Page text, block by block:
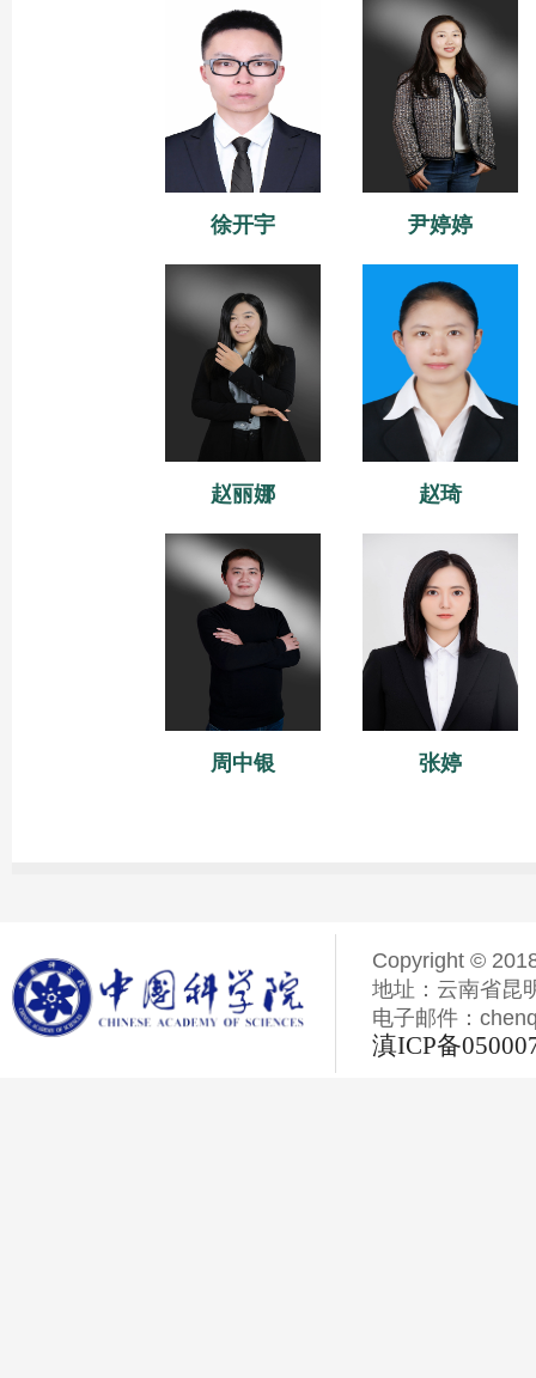
徐开宇 尹婷婷
赵丽娜 赵琦
周中银 张婷
Copyright ©
地址：云南省昆
电子邮件：
滇ICP备